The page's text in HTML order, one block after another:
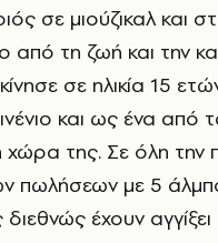
σε μιούζικαλ και
από τη ζωή και την
σε ηλικία 15
και ως ένα από
χώρα της. Σε όλη την
πωλήσεων με 5
έχουν